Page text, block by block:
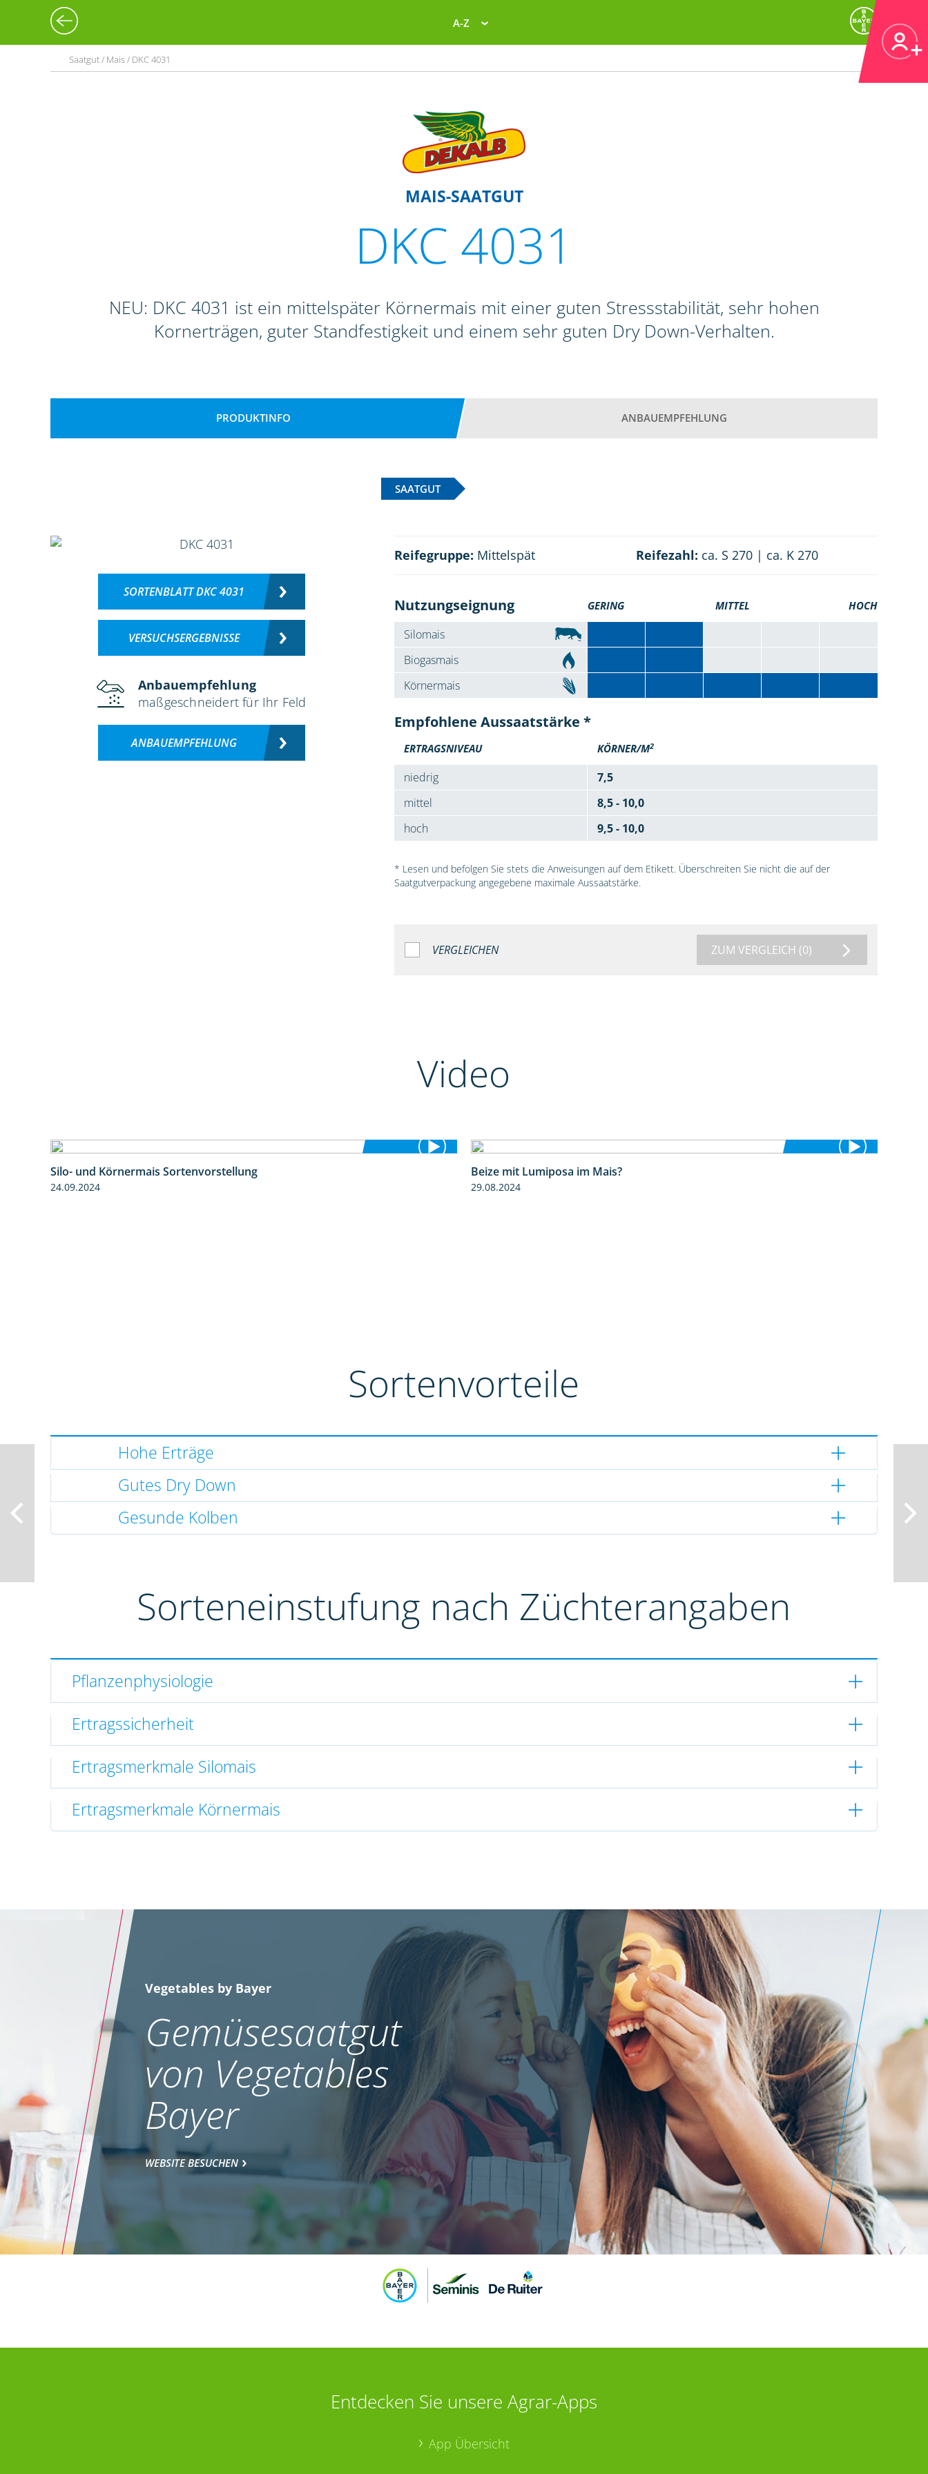
A-Z
Saatgut / Mais / DKC 4031
MAIS-SAATGUT
DKC 4031
NEU: DKC 4031 ist ein mittelspäter Körnermais mit einer guten Stressstabilität, sehr hohen
Kornerträgen, guter Standfestigkeit und einem sehr guten Dry Down-Verhalten.
PRODUKTINFO ANBAUEMPFEHLUNG
SAATGUT
SORTENBLATT DKC 4031
VERSUCHSERGEBNISSE
Anbauempfehlung
maßgeschneidert für Ihr Feld
ANBAUEMPFEHLUNG
Reifegruppe: Mittelspät Reifezahl: ca. S 270 | ca. K 270
Nutzungseignung GERING MITTEL HOCH
Silomais
Biogasmais
Körnermais
Empfohlene Aussaatstärke *
ERTRAGSNIVEAU KÖRNER/M2
niedrig
7,5
mittel
8,5 - 10,0
hoch
9,5 - 10,0
* Lesen und befolgen Sie stets die Anweisungen auf dem Etikett. Überschreiten Sie nicht die auf der
Saatgutverpackung angegebene maximale Aussaatstärke.
VERGLEICHEN ZUM VERGLEICH (0)
Video
Silo- und Körnermais Sortenvorstellung
24.09.2024
Beize mit Lumiposa im Mais?
29.08.2024
Sortenvorteile
Hohe Erträge
Gutes Dry Down
Gesunde Kolben
Sorteneinstufung nach Züchterangaben
Pflanzenphysiologie
Ertragssicherheit
Ertragsmerkmale Silomais
Ertragsmerkmale Körnermais
Vegetables by Bayer
Gemüsesaatgut
von Vegetables
Bayer
WEBSITE BESUCHEN
Entdecken Sie unsere Agrar-Apps
App Übersicht